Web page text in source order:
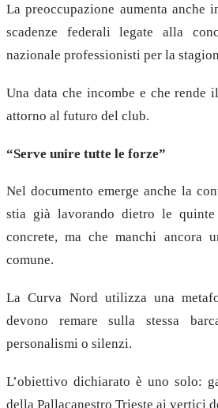
La preoccupazione aumenta anche
scadenze federali legate alla
nazionale professionisti per la
Una data che incombe e che rende
attorno al futuro del club.
“Serve unire tutte le forze”
Nel documento emerge anche la
stia già lavorando dietro le
concrete, ma che manchi ancora
comune.
La Curva Nord utilizza una
devono remare sulla stessa
personalismi o silenzi.
L’obiettivo dichiarato è uno solo:
della Pallacanestro Trieste ai vertici